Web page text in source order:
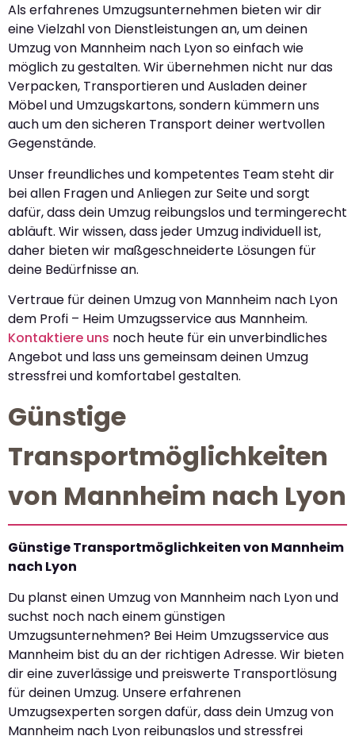
Als erfahrenes Umzugsunternehmen bieten wir dir
eine Vielzahl von Dienstleistungen an, um deinen
Umzug von Mannheim nach Lyon so einfach wie
möglich zu gestalten. Wir übernehmen nicht nur das
Verpacken, Transportieren und Ausladen deiner
Möbel und Umzugskartons, sondern kümmern uns
auch um den sicheren Transport deiner wertvollen
Gegenstände.
Unser freundliches und kompetentes Team steht dir
bei allen Fragen und Anliegen zur Seite und sorgt
dafür, dass dein Umzug reibungslos und termingerecht
abläuft. Wir wissen, dass jeder Umzug individuell ist,
daher bieten wir maßgeschneiderte Lösungen für
deine Bedürfnisse an.
Vertraue für deinen Umzug von Mannheim nach Lyon
dem Profi – Heim Umzugsservice aus Mannheim.
Kontaktiere uns noch heute für ein unverbindliches
Angebot und lass uns gemeinsam deinen Umzug
stressfrei und komfortabel gestalten.
Günstige
Transportmöglichkeiten
von Mannheim nach Lyon
Günstige Transportmöglichkeiten von Mannheim
nach Lyon
Du planst einen Umzug von Mannheim nach Lyon und
suchst noch nach einem günstigen
Umzugsunternehmen? Bei Heim Umzugsservice aus
Mannheim bist du an der richtigen Adresse. Wir bieten
dir eine zuverlässige und preiswerte Transportlösung
für deinen Umzug. Unsere erfahrenen
Umzugsexperten sorgen dafür, dass dein Umzug von
Mannheim nach Lyon reibungslos und stressfrei